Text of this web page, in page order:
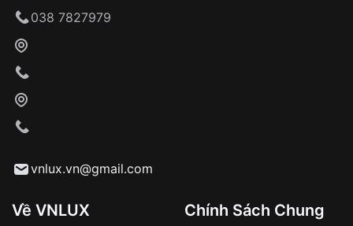
Khách hàng kiểm tra và thanh toán trực tiếp
Từ khóa SEO:
038 7827979
vnlux.vn@gmail.com
Về VNLUX Chính Sách Chung